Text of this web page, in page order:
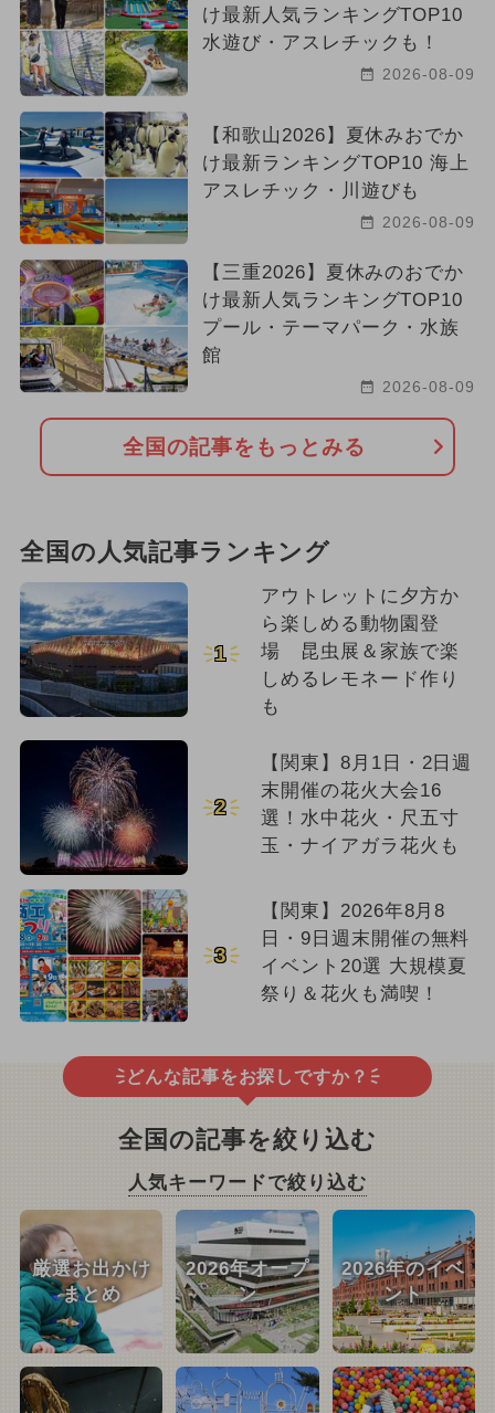
け最新人気ランキングTOP10
水遊び・アスレチックも！
2026-08-09
【和歌山2026】夏休みおでか
け最新ランキングTOP10 海上
アスレチック・川遊びも
2026-08-09
【三重2026】夏休みのおでか
け最新人気ランキングTOP10
プール・テーマパーク・水族
館
2026-08-09
全国の記事をもっとみる
全国の人気記事ランキング
1
アウトレットに夕方か
ら楽しめる動物園登
場 昆虫展＆家族で楽
しめるレモネード作り
も
2
【関東】8月1日・2日週
末開催の花火大会16
選！水中花火・尺五寸
玉・ナイアガラ花火も
3
【関東】2026年8月8
日・9日週末開催の無料
イベント20選 大規模夏
祭り＆花火も満喫！
どんな記事をお探しですか？
全国の記事を絞り込む
人気キーワードで絞り込む
厳選お出かけ
まとめ
2026年オープ
ン
2026年のイベ
ント